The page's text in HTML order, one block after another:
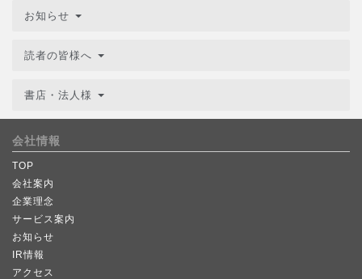
お知らせ
読者の皆様へ
書店・法人様
会社情報
TOP
会社案内
企業理念
サービス案内
お知らせ
IR情報
アクセス